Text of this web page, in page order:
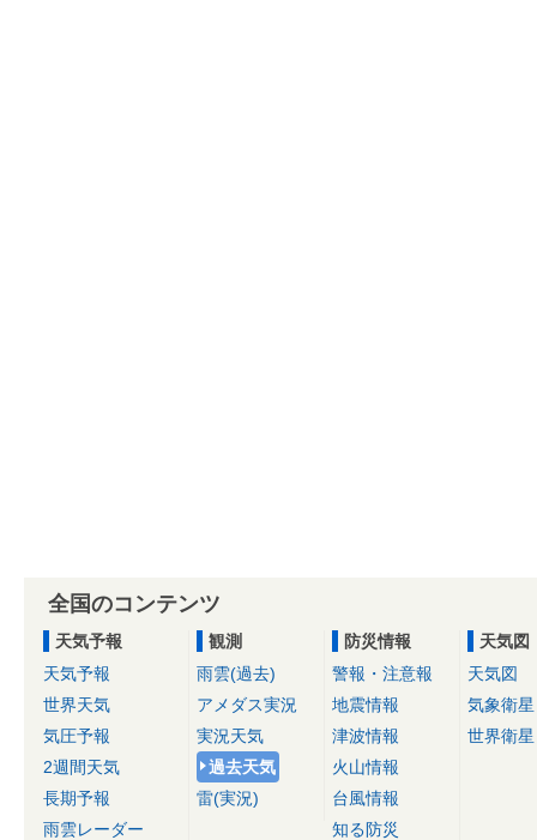
全国のコンテンツ
天気予報
天気予報
世界天気
気圧予報
2週間天気
長期予報
雨雲レーダー
観測
雨雲(過去)
アメダス実況
実況天気
過去天気
雷(実況)
防災情報
警報・注意報
地震情報
津波情報
火山情報
台風情報
知る防災
天気図
天気図
気象衛星
世界衛星